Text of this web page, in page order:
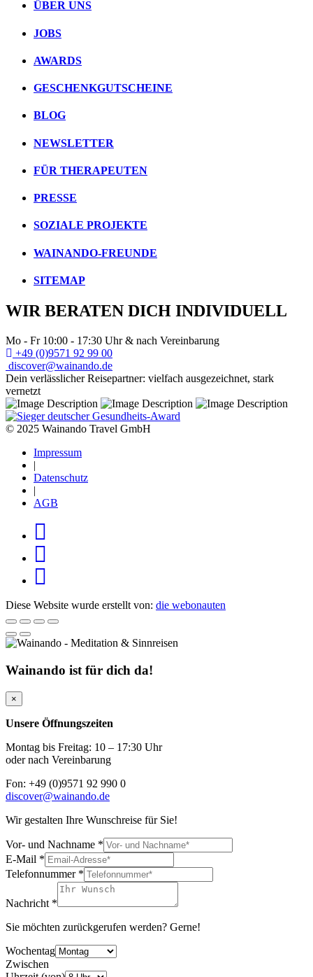
ÜBER UNS
JOBS
AWARDS
GESCHENKGUTSCHEINE
BLOG
NEWSLETTER
FÜR THERAPEUTEN
PRESSE
SOZIALE PROJEKTE
WAINANDO-FREUNDE
SITEMAP
WIR BERATEN DICH INDIVIDUELL
Mo - Fr 10:00 - 17:30 Uhr & nach Vereinbarung
+49 (0)9571 92 99 00
discover@wainando.de
Dein verlässlicher Reisepartner: vielfach ausgezeichnet, stark
vernetzt
© 2025 Wainando Travel GmbH
Impressum
|
Datenschutz
|
AGB
Diese Website wurde erstellt von: die webonauten
Wainando ist für dich da!
×
Unsere Öffnungszeiten
Montag bis Freitag: 10 – 17:30 Uhr
oder nach Vereinbarung
Fon: +49 (0)9571 92 990 0
discover@wainando.de
Wir gestalten Ihre Wunschreise für Sie!
Vor- und Nachname *
E-Mail *
Telefonnummer *
Nachricht *
Sie möchten zurückgerufen werden? Gerne!
Wochentag
Zwischen